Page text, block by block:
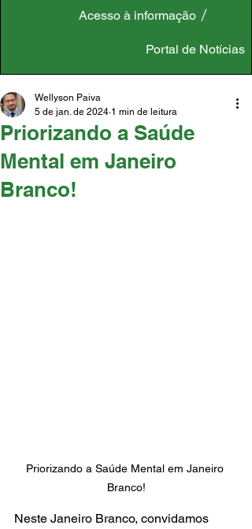
Acesso à informação
Portal de Notícias
Priorizando a Saúde
Mental em Janeiro
Branco!
Wellyson Paiva
5 de jan. de 2024 1 min de leitura
Priorizando a Saúde Mental em Janeiro
Branco!
Neste Janeiro Branco, convidamos